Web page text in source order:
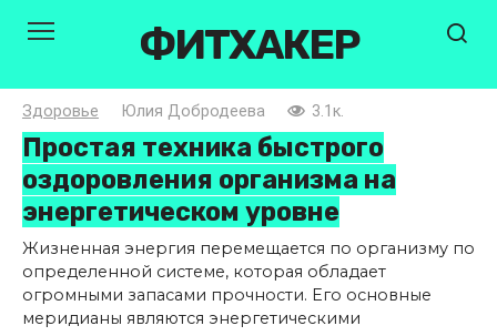
ФИТХАКЕР
Здоровье Юлия Добродеева 3.1к.
Простая техника быстрого
оздоровления организма на
энергетическом уровне
Жизненная энергия перемещается по организму по
определенной системе, которая обладает
огромными запасами прочности. Его основные
меридианы являются энергетическими